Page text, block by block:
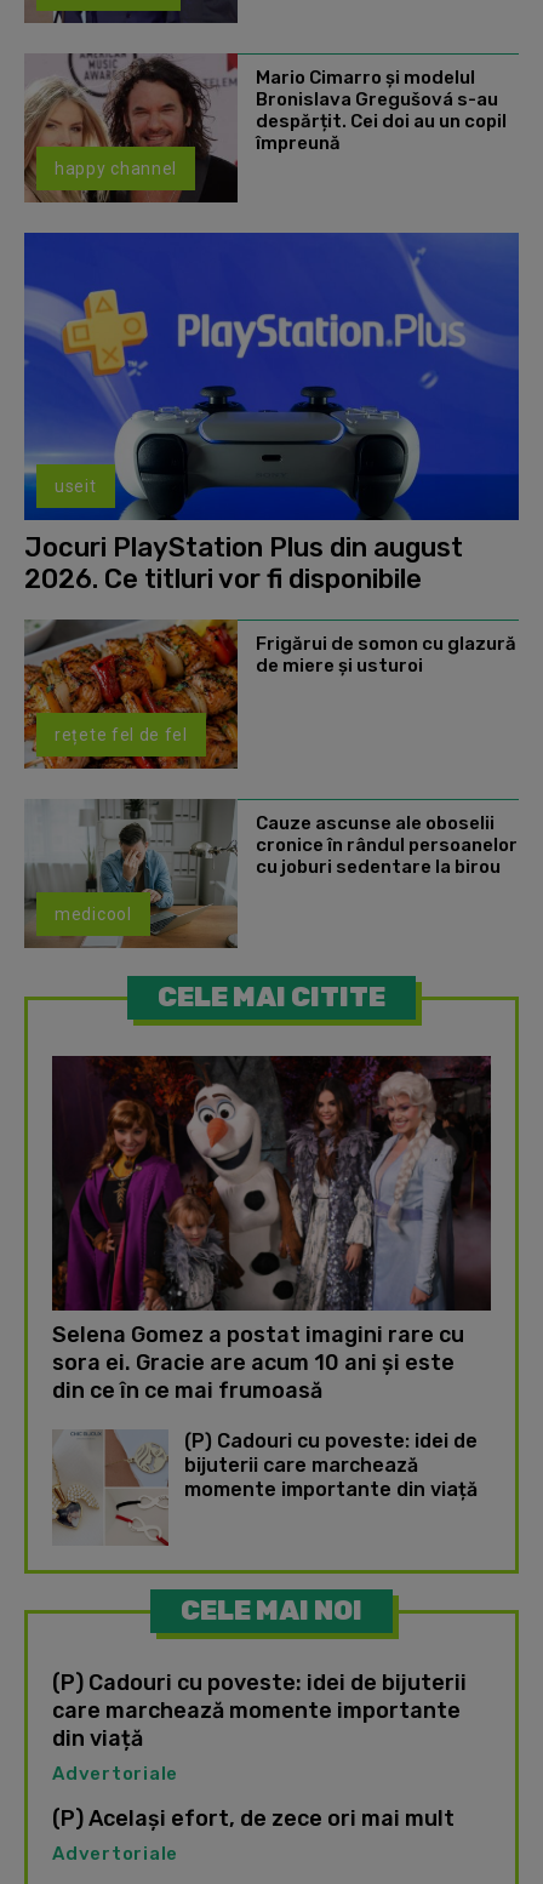
happy channel
Mario Cimarro și modelul
Bronislava Gregušová s-au
despărțit. Cei doi au un copil
împreună
useit
Jocuri PlayStation Plus din august
2026. Ce titluri vor fi disponibile
rețete fel de fel
Frigărui de somon cu glazură
de miere și usturoi
medicool
Cauze ascunse ale oboselii
cronice în rândul persoanelor
cu joburi sedentare la birou
CELE MAI CITITE
Selena Gomez a postat imagini rare cu
sora ei. Gracie are acum 10 ani și este
din ce în ce mai frumoasă
(P) Cadouri cu poveste: idei de
bijuterii care marchează
momente importante din viață
CELE MAI NOI
(P) Cadouri cu poveste: idei de bijuterii
care marchează momente importante
din viață
Advertoriale
(P) Același efort, de zece ori mai mult
Advertoriale